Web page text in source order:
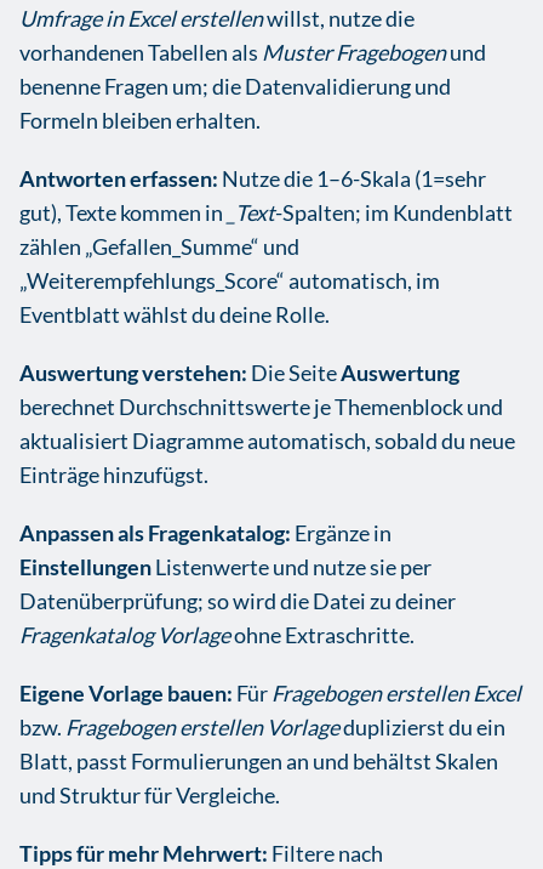
Umfrage in Excel erstellenwillst, nutze die
vorhandenen Tabellen als Muster Fragebogenund
benenne Fragen um; die Datenvalidierung und
Formeln bleiben erhalten.
Antworten erfassen: Nutze die 1–6-Skala (1=sehr
gut), Texte kommen in
_Text-Spalten; im Kundenblatt
zählen „Gefallen_Summe“ und
„Weiterempfehlungs_Score“ automatisch, im
Eventblatt wählst du deine Rolle.
Auswertung verstehen: Die SeiteAuswertung
berechnet Durchschnittswerte je Themenblock und
aktualisiert Diagramme automatisch, sobald du neue
Einträge hinzufügst.
Anpassen als Fragenkatalog: Ergänze in
EinstellungenListenwerte und nutze sie per
Datenüberprüfung; so wird die Datei zu deiner
Fragenkatalog Vorlageohne Extraschritte.
Eigene Vorlage bauen: Für Fragebogen erstellen Excel
bzw. Fragebogen erstellen Vorlageduplizierst du ein
Blatt, passt Formulierungen an und behältst Skalen
und Struktur für Vergleiche.
Tipps für mehr Mehrwert: Filtere nach